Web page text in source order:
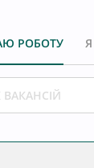
РОБОТУ